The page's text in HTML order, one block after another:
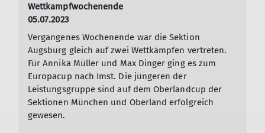
Wettkampfwochenende
05.07.2023
Vergangenes Wochenende war die Sektion
Augsburg gleich auf zwei Wettkämpfen vertreten.
Für Annika Müller und Max Dinger ging es zum
Europacup nach Imst. Die jüngeren der
Leistungsgruppe sind auf dem Oberlandcup der
Sektionen München und Oberland erfolgreich
gewesen.